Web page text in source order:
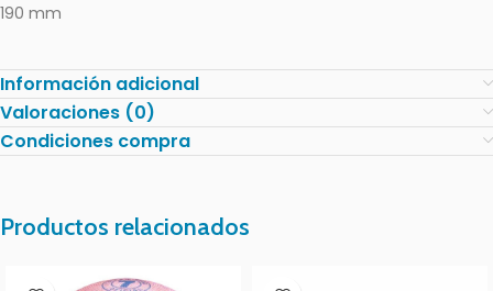
190 mm
Información adicional
Valoraciones (0)
Condiciones compra
Productos relacionados